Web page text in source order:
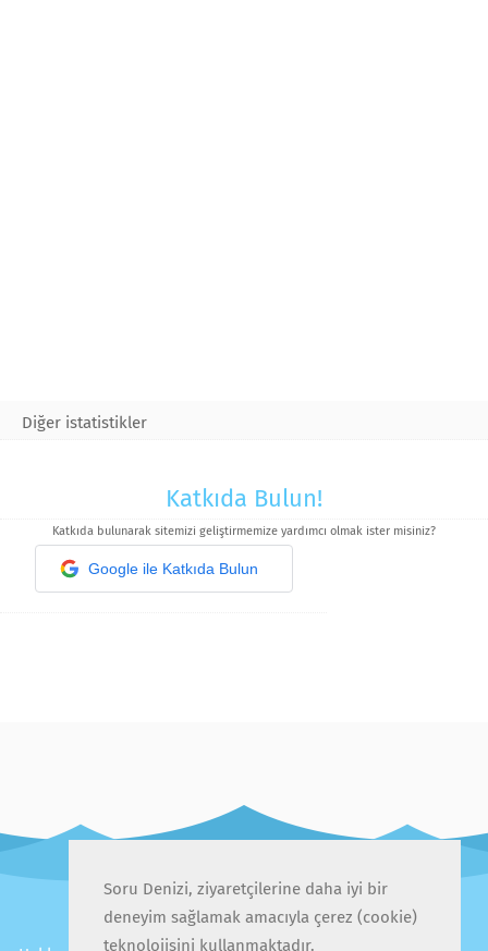
Diğer istatistikler
Katkıda Bulun!
Katkıda bulunarak sitemizi geliştirmemize yardımcı olmak ister misiniz?
Google ile Katkıda Bulun
Soru Denizi, ziyaretçilerine daha iyi bir
deneyim sağlamak amacıyla çerez (cookie)
teknolojisini kullanmaktadır.